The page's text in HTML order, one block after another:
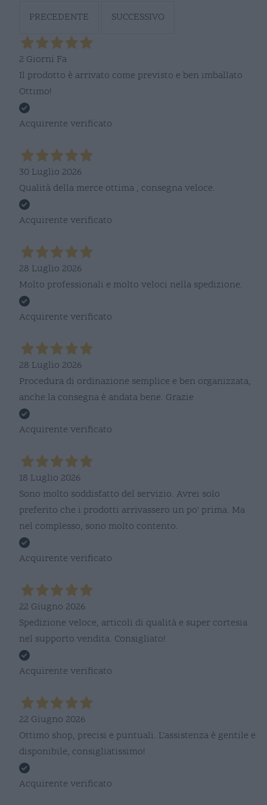
PRECEDENTE
SUCCESSIVO
2 Giorni Fa
Il prodotto è arrivato come previsto e ben imballato
Ottimo!
Acquirente verificato
30 Luglio 2026
Qualità della merce ottima , consegna veloce.
Acquirente verificato
28 Luglio 2026
Molto professionali e molto veloci nella spedizione.
Acquirente verificato
28 Luglio 2026
Procedura di ordinazione semplice e ben organizzata,
anche la consegna è andata bene. Grazie
Acquirente verificato
18 Luglio 2026
Sono molto soddisfatto del servizio. Avrei solo
preferito che i prodotti arrivassero un po' prima. Ma
nel complesso, sono molto contento.
Acquirente verificato
22 Giugno 2026
Spedizione veloce, articoli di qualità e super cortesia
nel supporto vendita. Consigliato!
Acquirente verificato
22 Giugno 2026
Ottimo shop, precisi e puntuali. L'assistenza è gentile e
disponibile, consigliatissimo!
Acquirente verificato